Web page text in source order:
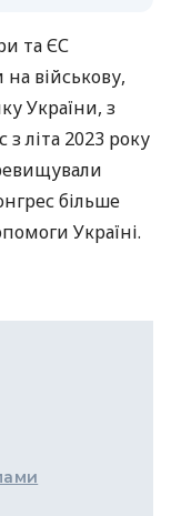
та ЄС
військову,
України, з
літа 2023 року
більше
Україні.